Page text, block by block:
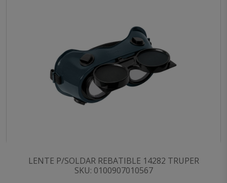
LENTE P/SOLDAR REBATIBLE 14282 TRUPER
SKU: 0100907010567